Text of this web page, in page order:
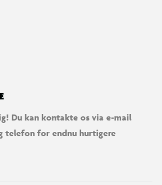
Du kan kontakte os via e-mail
telefon for endnu hurtigere